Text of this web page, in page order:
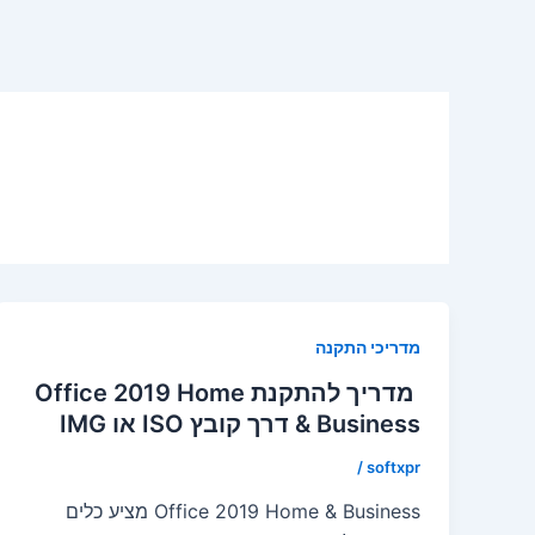
מדריכי התקנה
מדריך להתקנת Office 2019 Home
& Business דרך קובץ ISO או IMG
softxpr
/
Office 2019 Home & Business מציע כלים